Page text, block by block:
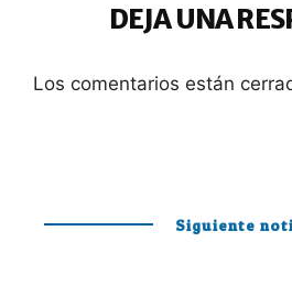
DEJA UNA
Los comentarios están
Siguiente